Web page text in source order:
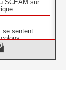
SCEAM sur
se sentent
Dame du